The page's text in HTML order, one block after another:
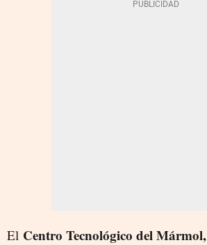
El Centro Tecnológico del Mármol,